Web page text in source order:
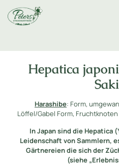
Hepatica
Harashibe: Form,
Löffel/Gabel Form,
In Japan sind die Hepatica
Leidenschaft von Sammlern,
Gärtnereien die sich der
(siehe